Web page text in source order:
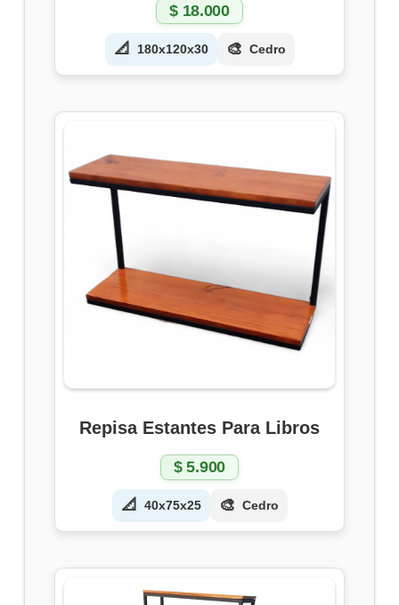
📐 180x120x30 🎨 Cedro
$18.000
Repisa Estantes Para Libros
📐 40x75x25 🎨 Cedro
$5.900